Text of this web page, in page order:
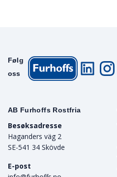
AB Furhoffs Rostfria
Besøksadresse
Haganders väg 2
SE-541 34 Skövde
E-post
Følg
oss